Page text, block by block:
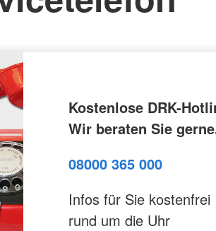
Kostenlose DRK-
Wir beraten Sie
08000 365 000
Infos für Sie kostenfrei
rund um die Uhr